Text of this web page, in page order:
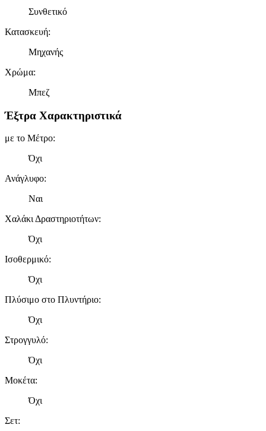
Συνθετικό
Κατασκευή:
Μηχανής
Χρώμα:
Μπεζ
Έξτρα Χαρακτηριστικά
με το Μέτρο:
Όχι
Ανάγλυφο:
Ναι
Χαλάκι Δραστηριοτήτων:
Όχι
Ισοθερμικό:
Όχι
Πλύσιμο στο Πλυντήριο:
Όχι
Στρογγυλό:
Όχι
Μοκέτα:
Όχι
Σετ: